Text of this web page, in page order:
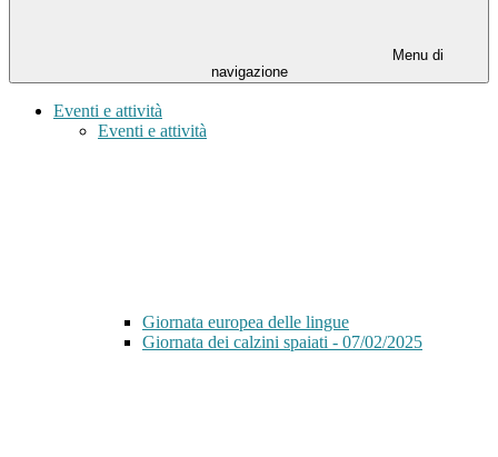
Menu di
navigazione
Eventi e attività
Eventi e attività
Giornata europea delle lingue
Giornata dei calzini spaiati - 07/02/2025